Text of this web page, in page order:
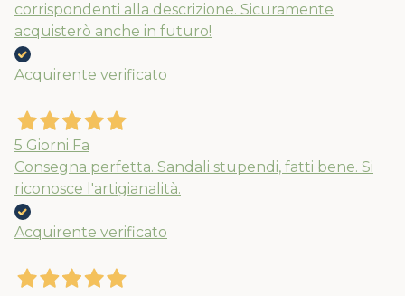
corrispondenti alla descrizione. Sicuramente
acquisterò anche in futuro!
Acquirente verificato
5 Giorni Fa
Consegna perfetta. Sandali stupendi, fatti bene. Si
riconosce l'artigianalità.
Acquirente verificato